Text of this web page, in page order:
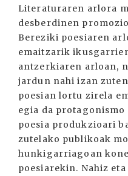
Literaturaren arlora
desberdinen
Bereziki poesiaren
emaitzarik
antzerkiaren arloan,
jardun nahi izan
poesian lortu zirela
egia da
poesia produkzioari
zutelako publikoak
hunkigarriagoan
poesiarekin. Nahiz